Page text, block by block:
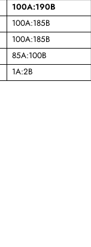
100A:190B
100A:185B
100A:185B
85A:100B
1A:2B